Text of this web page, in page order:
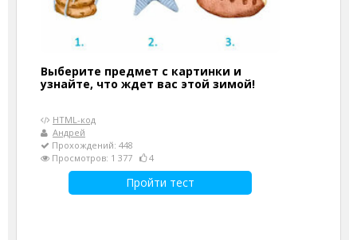
Выберите предмет с картинки и
узнайте, что ждет вас этой зимой!
HTML-код
Андрей
Прохождений: 448
Просмотров: 1 377
4
Пройти тест